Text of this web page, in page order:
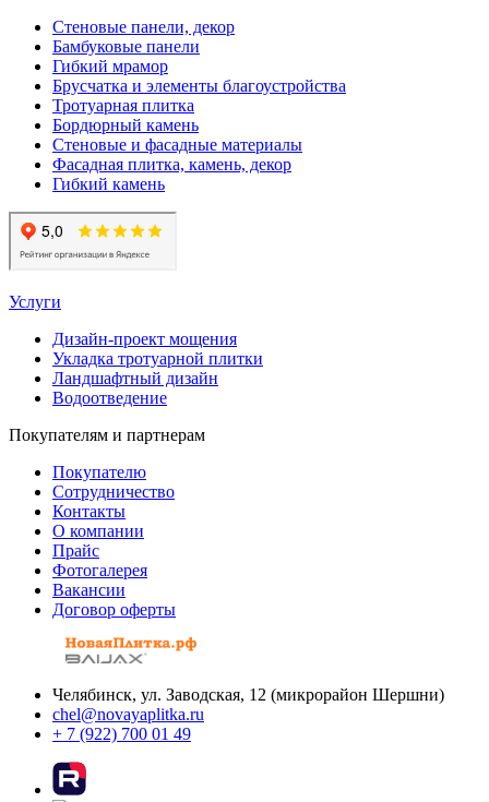
Стеновые панели, декор
Бамбуковые панели
Гибкий мрамор
Брусчатка и элементы благоустройства
Тротуарная плитка
Бордюрный камень
Стеновые и фасадные материалы
Фасадная плитка, камень, декор
Гибкий камень
Услуги
Дизайн-проект мощения
Укладка тротуарной плитки
Ландшафтный дизайн
Водоотведение
Покупателям и партнерам
Покупателю
Сотрудничество
Контакты
О компании
Прайс
Фотогалерея
Вакансии
Договор оферты
Челябинск, ул. Заводская, 12 (микрорайон Шершни)
chel@novayaplitka.ru
+ 7 (922) 700 01 49